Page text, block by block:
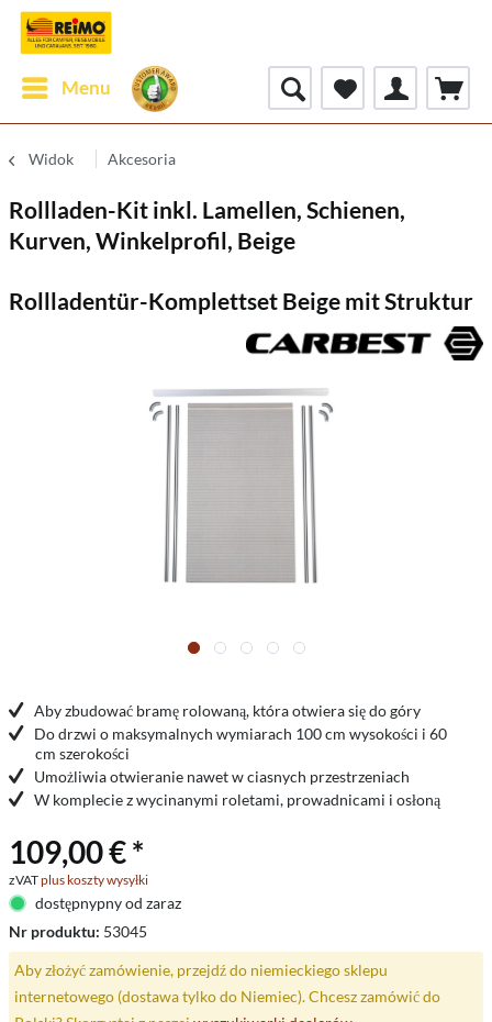
Menu
Widok Akcesoria
Rollladen-Kit inkl. Lamellen, Schienen,
Kurven, Winkelprofil, Beige
Rollladentür-Komplettset Beige mit Struktur
Aby zbudować bramę rolowaną, która otwiera się do góry
Do drzwi o maksymalnych wymiarach 100 cm wysokości i 60
cm szerokości
Umożliwia otwieranie nawet w ciasnych przestrzeniach
W komplecie z wycinanymi roletami, prowadnicami i osłoną
109,00 € *
zVATplus koszty wysyłki
dostępnypny od zaraz
Nr produktu: 53045
Aby złożyć zamówienie, przejdź do niemieckiego sklepu
internetowego (dostawa tylko do Niemiec). Chcesz zamówić do